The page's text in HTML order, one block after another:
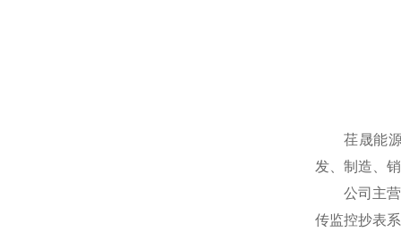
荏晟能
发、制造、
公司主营用
传监控抄表